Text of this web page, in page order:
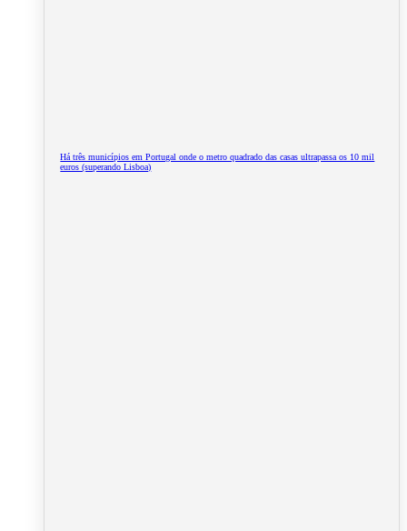
Há três municípios em Portugal onde o metro quadrado das casas ultrapassa os 10 mil
euros (superando Lisboa)